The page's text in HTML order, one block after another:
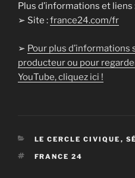
Plus d’informations et liens
➢ Site :france24.com/fr
➢ Pour plus d’informations
producteur ou pour
YouTube, cliquez ici !
CATÉGORIES
LE CERCLE CIVIQUE ,
ÉTIQUETTES
FRANCE 24